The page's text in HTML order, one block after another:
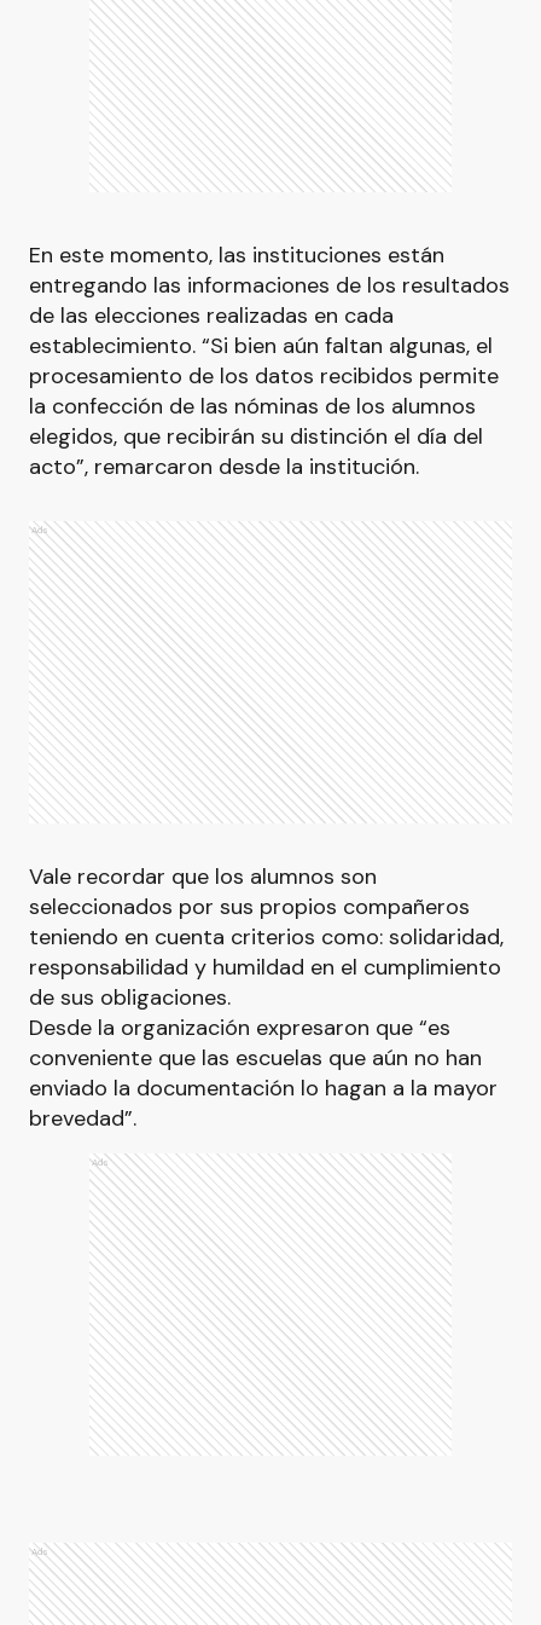
En este momento, las instituciones están
entregando las informaciones de los resultados
de las elecciones realizadas en cada
establecimiento. “Si bien aún faltan algunas, el
procesamiento de los datos recibidos permite
la confección de las nóminas de los alumnos
elegidos, que recibirán su distinción el día del
acto”, remarcaron desde la institución.
Ads
Vale recordar que los alumnos son
seleccionados por sus propios compañeros
teniendo en cuenta criterios como: solidaridad,
responsabilidad y humildad en el cumplimiento
de sus obligaciones.
Desde la organización expresaron que “es
conveniente que las escuelas que aún no han
enviado la documentación lo hagan a la mayor
brevedad”.
Ads
Ads